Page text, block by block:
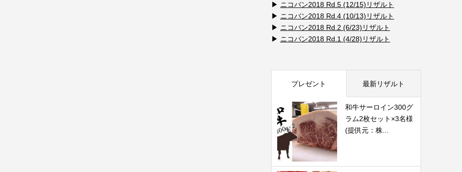
▶ ニコバン2018 Rd.5 (12/15)リザルト
▶ ニコバン2018 Rd.4 (10/13)リザルト
▶ ニコバン2018 Rd.2 (6/23)リザルト
▶ ニコバン2018 Rd.1 (4/28)リザルト
プレゼント 最新リザルト
和牛サーロイン300グ
ラム2枚セット×3名様
(提供元：株...